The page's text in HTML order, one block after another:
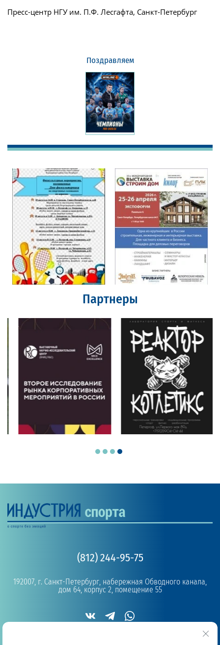
Пресс-центр НГУ им. П.Ф. Лесгафта, Санкт-Петербург
Поздравляем
Партнеры
(812) 244-95-75
192007, г. Санкт-Петербург, набережная Обводного канала,
дом 64, корпус 2, помещение 55